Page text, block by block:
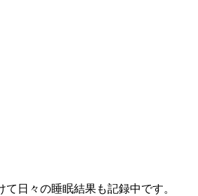
て日々の睡眠結果も記録中です。